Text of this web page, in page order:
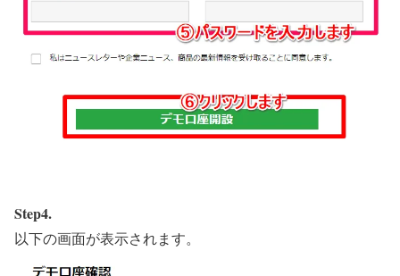
Step4.
以下の画面が表示されます。